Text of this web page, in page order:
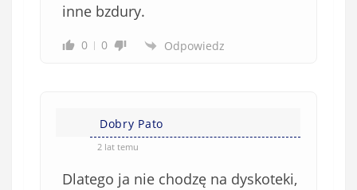
inne bzdury.
0 0 Odpowiedz
Dobry Pato
2 lat temu
Dlatego ja nie chodzę na dyskoteki,